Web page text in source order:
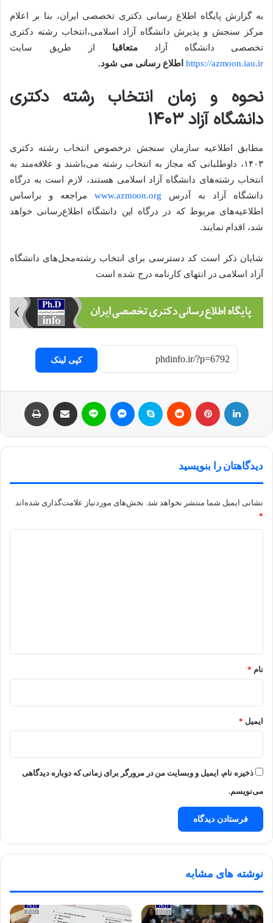
به گزارش پایگاه اطلاع رسانی دکتری تخصصی ایران، بنا بر اعلام
مرکز سنجش و پذیرش دانشگاه آزاد اسلامی،انتخاب رشته دکتری
تخصصی دانشگاه آزادمتعاقبا از طریق سایت
https://azmoon.iau.ir اطلاع رسانی می شود.
نحوه و زمان انتخاب رشته دکتری
دانشگاه آزاد ۱۴۰۳
مطابق اطلاعیه سازمان سنجش درخصوص انتخاب رشته دکتری
۱۴۰۳، داوطلبانی که مجاز به انتخاب رشته می‌باشند و علاقه‌مند به
انتخاب رشته‌های دانشگاه آزاد اسلامی هستند، لازم است به درگاه
دانشگاه آزاد به آدرس www.azmoon.org مراجعه و براساس
اطلاعیه‌های مربوط که در درگاه این دانشگاه اطلاع‌رسانی خواهد
شد، اقدام نمایند.
شایان ذکر است کد دسترسی برای انتخاب رشته‌محل‌های دانشگاه
آزاد اسلامی در انتهای کارنامه درج شده است
کپی لینک
دیدگاهتان را بنویسید
نشانی ایمیل شما منتشر نخواهد شد. بخش‌های موردنیاز علامت‌گذاری شده‌اند
*
نام *
ایمیل *
ذخیره نام، ایمیل و وبسایت من در مرورگر برای زمانی که دوباره دیدگاهی
می‌نویسم.
نوشته های مشابه